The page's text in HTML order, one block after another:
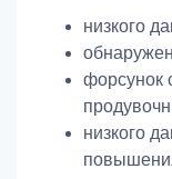
низкого
форсунок
низкого